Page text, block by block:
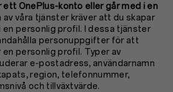
ett OnePlus-konto eller går med i en
av våra tjänster kräver att du skapar
personlig profil. I dessa tjänster
personuppgifter för att
personlig profil. Typer av
e-postadress, användarnamn
region, telefonnummer,
och tillväxtvärde.